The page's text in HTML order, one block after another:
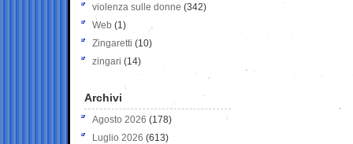
violenza sulle donne (342)
Web (1)
Zingaretti (10)
zingari (14)
Archivi
Agosto 2026 (178)
Luglio 2026 (613)